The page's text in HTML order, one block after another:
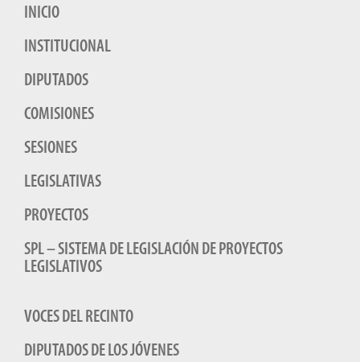
INICIO
INSTITUCIONAL
DIPUTADOS
COMISIONES
SESIONES
LEGISLATIVAS
PROYECTOS
SPL – SISTEMA DE LEGISLACIÓN DE PROYECTOS
LEGISLATIVOS
VOCES DEL RECINTO
DIPUTADOS DE LOS JÓVENES